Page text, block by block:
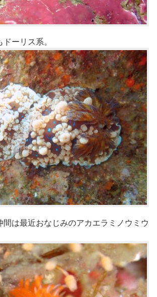
ーリス系。
間は最近おなじみのアカエラミノウミウ